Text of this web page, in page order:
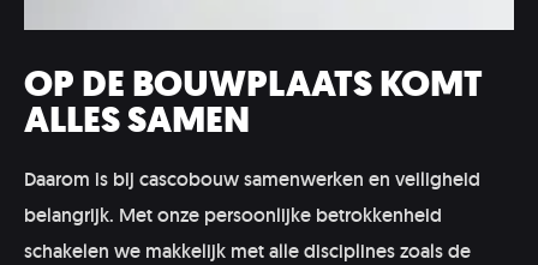
OP DE BOUWPLAATS KOMT
ALLES SAMEN
Daarom is bij cascobouw samenwerken en veiligheid
belangrijk. Met onze persoonlijke betrokkenheid
schakelen we makkelijk met alle disciplines zoals de